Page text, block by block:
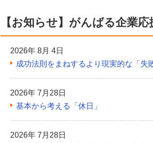
【お知らせ】がんばる企業
2026年 8月 4日
成功法則をまねするより現実的な「失
2026年 7月28日
基本から考える「休日」
2026年 7月28日